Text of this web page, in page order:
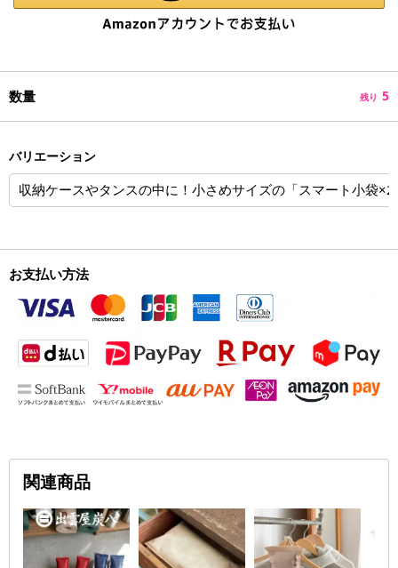
数量 残り 5
バリエーション
収納ケースやタンスの中に！小さめサイズの「スマート小袋×2
お支払い方法
関連商品